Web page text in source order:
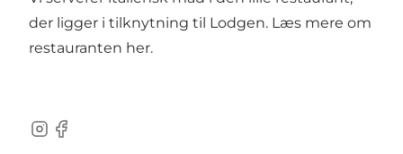
der ligger i tilknytning til Lodgen. Læs mere om
restauranten her.
Instagram
Facebook